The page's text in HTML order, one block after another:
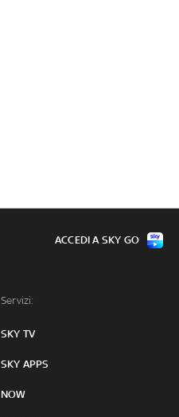
Servizi:
SKY TV
SKY APPS
NOW
ACCEDI A SKY GO